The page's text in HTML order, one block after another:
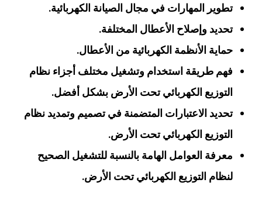
تطوير المهارات في مجال الصيانة الكهربائية.
تحديد وإصلاح الأعطال المختلفة.
حماية الأنظمة الكهربائية من الأعطال.
فهم طريقة استخدام وتشغيل مختلف أجزاء نظام
التوزيع الكهربائي تحت الأرض بشكل أفضل.
تحديد الاعتبارات المتضمنة في تصميم وتمديد نظام
التوزيع الكهربائي تحت الأرض.
معرفة العوامل الهامة بالنسبة للتشغيل الصحيح
لنظام التوزيع الكهربائي تحت الأرض.